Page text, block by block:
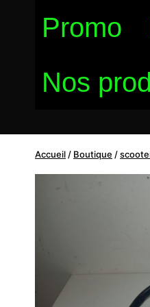
Promo
Nos
Accueil / Boutique /